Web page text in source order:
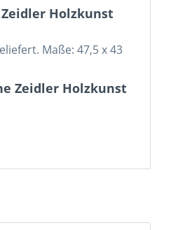
Holzkunst
Maße: 47,5 x 43
Zeidler Holzkunst